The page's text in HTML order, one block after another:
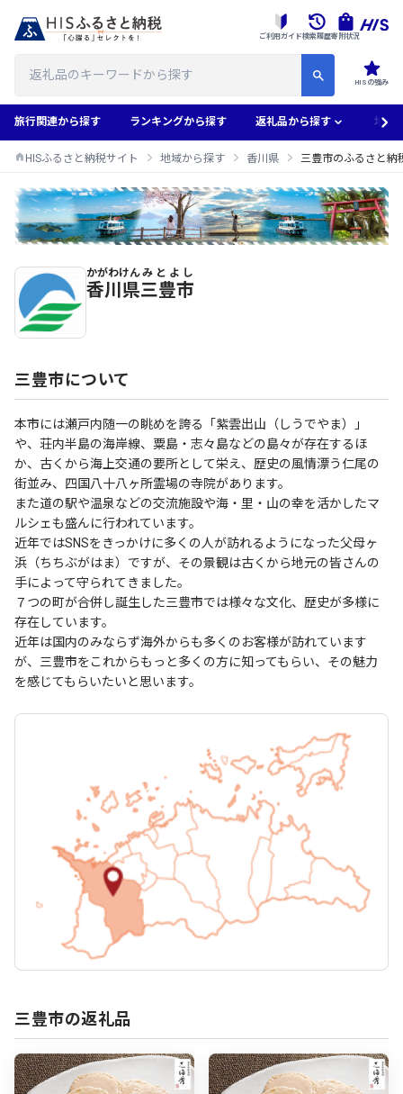
HISの強み
ご利用ガイド検索履歴寄附状況
旅行関連から探す ランキングから探す 返礼品から探す 地域
HISふるさと納税サイト 地域から探す 香川県 三豊市のふるさと納
三豊市のふるさと納税返礼品一覧
香川県
かがわけん
三豊市
みとよし
三豊市について
本市には瀬戸内随一の眺めを誇る「紫雲出山（しうでやま）」
や、荘内半島の海岸線、粟島・志々島などの島々が存在するほ
か、古くから海上交通の要所として栄え、歴史の風情漂う仁尾の
街並み、四国八十八ヶ所霊場の寺院があります。
また道の駅や温泉などの交流施設や海・里・山の幸を活かしたマ
ルシェも盛んに行われています。
近年ではSNSをきっかけに多くの人が訪れるようになった父母ヶ
浜（ちちぶがはま）ですが、その景観は古くから地元の皆さんの
手によって守られてきました。
７つの町が合併し誕生した三豊市では様々な文化、歴史が多様に
存在しています。
近年は国内のみならず海外からも多くのお客様が訪れています
が、三豊市をこれからもっと多くの方に知ってもらい、その魅力
を感じてもらいたいと思います。
三豊市の返礼品